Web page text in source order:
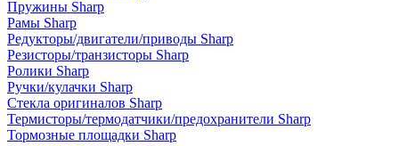
Пружины Sharp
Рамы Sharp
Редукторы/двигатели/приводы Sharp
Резисторы/транзисторы Sharp
Ролики Sharp
Ручки/кулачки Sharp
Стекла оригиналов Sharp
Термисторы/термодатчики/предохранители Sharp
Тормозные площадки Sharp